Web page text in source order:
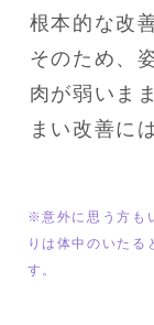
根本的な改
そのため、
肉が弱いま
まい改善に
※意外に思う方も
りは体中のいたる
す。